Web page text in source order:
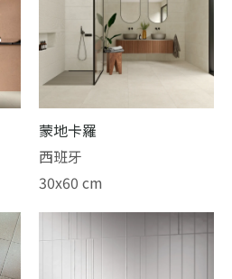
蒙地卡羅
西班牙
30x60 cm